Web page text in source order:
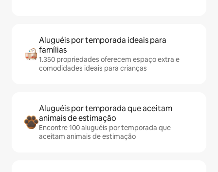
Aluguéis por temporada ideais para
famílias
1.350 propriedades oferecem espaço extra e
comodidades ideais para crianças
Aluguéis por temporada que aceitam
animais de estimação
Encontre 100 aluguéis por temporada que
aceitam animais de estimação